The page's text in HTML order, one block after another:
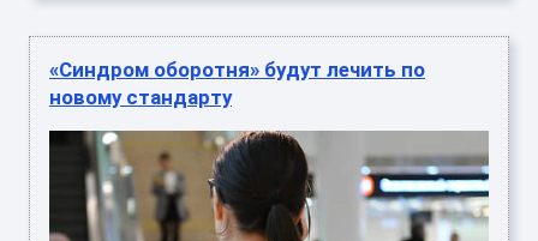
«Синдром оборотня» будут лечить по
новому стандарту